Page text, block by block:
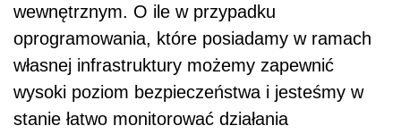
wewnętrznym. O ile w przypadku
oprogramowania, które posiadamy w ramach
własnej infrastruktury możemy zapewnić
wysoki poziom bezpieczeństwa i jesteśmy w
stanie łatwo monitorować działania